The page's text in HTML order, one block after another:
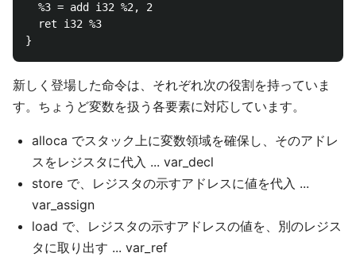
  %3 = add i32 %2, 2
  ret i32 %3
新しく登場した命令は、それぞれ次の役割を持っていま
す。ちょうど変数を扱う各要素に対応しています。
alloca でスタック上に変数領域を確保し、そのアドレ
スをレジスタに代入 ... var_decl
store で、レジスタの示すアドレスに値を代入 ...
var_assign
load で、レジスタの示すアドレスの値を、別のレジス
タに取り出す ... var_ref